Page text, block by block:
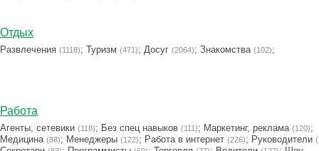
Отдых
Развлечения (1118); Туризм (471); Досуг (2064); Знакомства (102);
Работа
Агенты, сетевики (118); Без спец навыков (111); Маркетинг, реклама (120);
Медицина (88); Менеджеры (122); Работа в интернет (226); Руководители